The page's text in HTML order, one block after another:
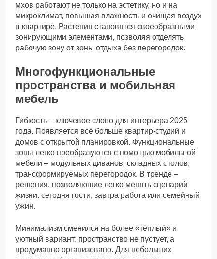
мхов работают не только на эстетику, но и на
микроклимат, повышая влажность и очищая воздух
в квартире. Растения становятся своеобразными
зонирующими элементами, позволяя отделять
рабочую зону от зоны отдыха без перегородок.
Многофункциональные
пространства и мобильная
мебель
Гибкость – ключевое слово для интерьера 2025
года. Появляется всё больше квартир-студий и
домов с открытой планировкой. Функциональные
зоны легко преобразуются с помощью мобильной
мебели – модульных диванов, складных столов,
трансформируемых перегородок. В тренде –
решения, позволяющие легко менять сценарий
жизни: сегодня гости, завтра работа или семейный
ужин.
Минимализм сменился на более «тёплый» и
уютный вариант: пространство не пустует, а
продуманно организовано. Для небольших